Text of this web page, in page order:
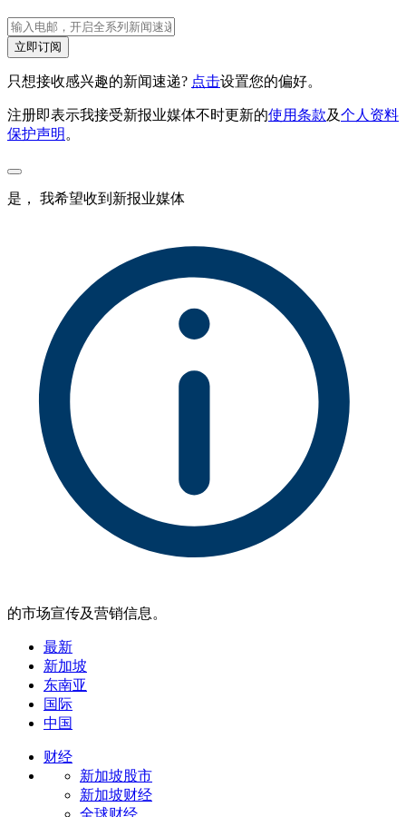
立即订阅
只想接收感兴趣的新闻速递? 点击设置您的偏好。
注册即表示我接受新报业媒体不时更新的使用条款及个人资料
保护声明 。
是， 我希望收到新报业媒体
的市场宣传及营销信息。
最新
新加坡
东南亚
国际
中国
财经
新加坡股市
新加坡财经